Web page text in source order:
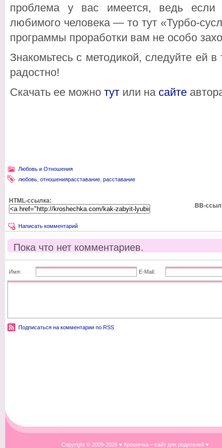
проблема у вас имеется, ведь
любимого человека — то тут «Турбо-
программы проработки вам не особо
Знакомьтесь с методикой, следуйте ей
радостно!
Скачать ее можно тут или на сайте
Любовь и Отношения
любовь отношениярасставание расставание
HTML-ссылка:
BB-
Написать комментарий
Пока что нет комментариев.
Имя: E-Mail:
Подписаться на комментарии по RSS
Copyright © 2009-2026 ♥ Крошечка – сайт для родителей ♥